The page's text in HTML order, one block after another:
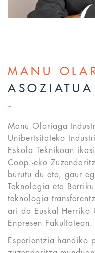
MANU
ASOZIATUA
Manu Olariaga
Unibertsitateko
Eskola Teknikoan
Coop.-eko
burutu du eta, gaur
Teknologia eta
teknologia
ari da Euskal Herriko
Enpresen Fakultatean.
Esperientzia handiko